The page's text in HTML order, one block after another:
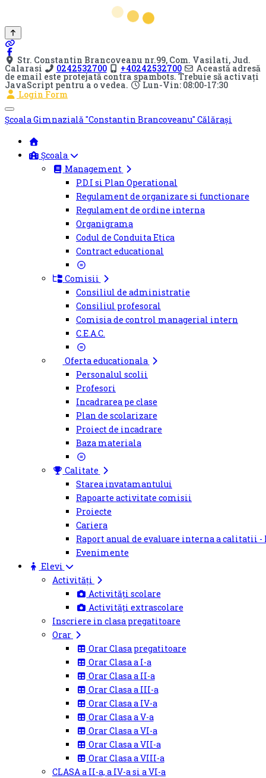
Str. Constantin Brancoveanu nr.99, Com. Vasilati, Jud.
Calarasi 0242532700 +40242532700 Această adresă
de email este protejată contra spambots. Trebuie să activați
JavaScript pentru a o vedea.
Lun-Vin: 08:00-17:30
Login Form
Mobile
Menu
Școala Gimnazială "Constantin Brancoveanu" Călărași
Școala
Management
P.D.I si Plan Operational
Regulament de organizare si functionare
Regulament de ordine interna
Organigrama
Codul de Conduita Etica
Contract educational
Comisii
Consiliul de administratie
Consiliul profesoral
Comisia de control managerial intern
C.E.A.C.
Oferta educationala
Personalul scolii
Profesori
Incadrarea pe clase
Plan de scolarizare
Proiect de incadrare
Baza materiala
Calitate
Starea invatamantului
Rapoarte activitate comisii
Proiecte
Cariera
Raport anual de evaluare interna a calitatii -
Evenimente
Elevi
Activități
Activități scolare
Activități extrascolare
Inscriere in clasa pregatitoare
Orar
Orar Clasa pregatitoare
Orar Clasa a I-a
Orar Clasa a II-a
Orar Clasa a III-a
Orar Clasa a IV-a
Orar Clasa a V-a
Orar Clasa a VI-a
Orar Clasa a VII-a
Orar Clasa a VIII-a
CLASA a II-a, a IV-a si a VI-a